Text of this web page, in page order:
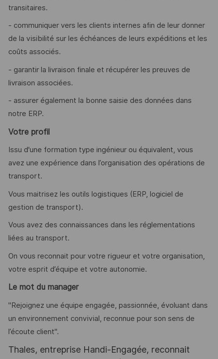
transitaires.
- communiquer vers les clients internes afin de leur donner
de la visibilité sur les échéances de leurs expéditions et les
coûts associés.
- garantir la livraison finale et récupérer les preuves de
livraison associées.
- assurer également la bonne saisie des données dans
notre ERP.
Votre profil
Issu d'une formation type ingénieur ou équivalent, vous
avez une expérience dans l’organisation des opérations de
transport.
Vous maitrisez les outils logistiques (ERP, logiciel de
gestion de transport).
Vous avez des connaissances dans les réglementations
liées au transport.
On vous reconnait pour votre rigueur et votre organisation,
votre esprit d’équipe et votre autonomie.
Le mot du manager
"Rejoignez une équipe engagée, passionnée, évoluant dans
un environnement convivial, reconnue pour son sens de
l’écoute client".
Thales, entreprise Handi-Engagée, reconnait